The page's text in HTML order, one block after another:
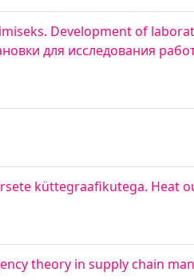
Development of
для исследования
küttegraafikutega. Heat
theory in supply chain